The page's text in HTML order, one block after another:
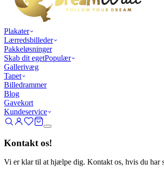
Plakater
Lærredsbilleder
Pakkeløsninger
Skab dit egetPopulær
Gallerivæg
Tapet
Billedrammer
Blog
Gavekort
Kundeservice
Kontakt os!
Vi er klar til at hjælpe dig. Kontakt os, hvis du har